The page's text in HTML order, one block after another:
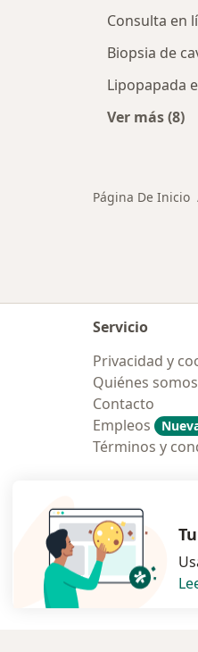
Consulta en
Biopsia de
Lipopapada
Ver más (8)
Página De Inicio
Servicio
Privacidad y
Quiénes somos
Contacto
Empleos
Términos y